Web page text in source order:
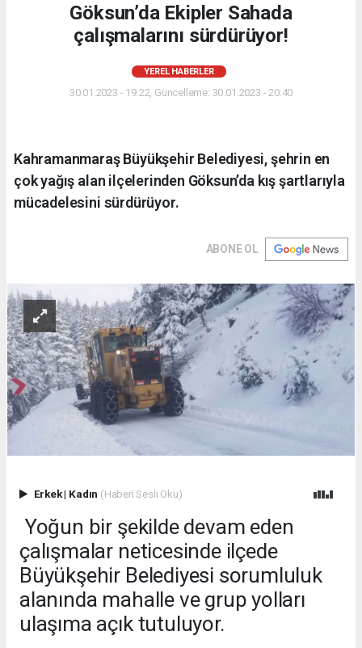
Göksun’da Ekipler Sahada
çalışmalarını sürdürüyor!
YEREL HABERLER
30.01.2023 - 19:22, Güncelleme: 30.01.2023 - 20:40
Kahramanmaraş Büyükşehir Belediyesi, şehrin en
çok yağış alan ilçelerinden Göksun’da kış şartlarıyla
mücadelesini sürdürüyor.
ABONE OL
Erkek| Kadın (Haberi Sesli Oku)
Yoğun bir şekilde devam eden
çalışmalar neticesinde ilçede
Büyükşehir Belediyesi sorumluluk
alanında mahalle ve grup yolları
ulaşıma açık tutuluyor.